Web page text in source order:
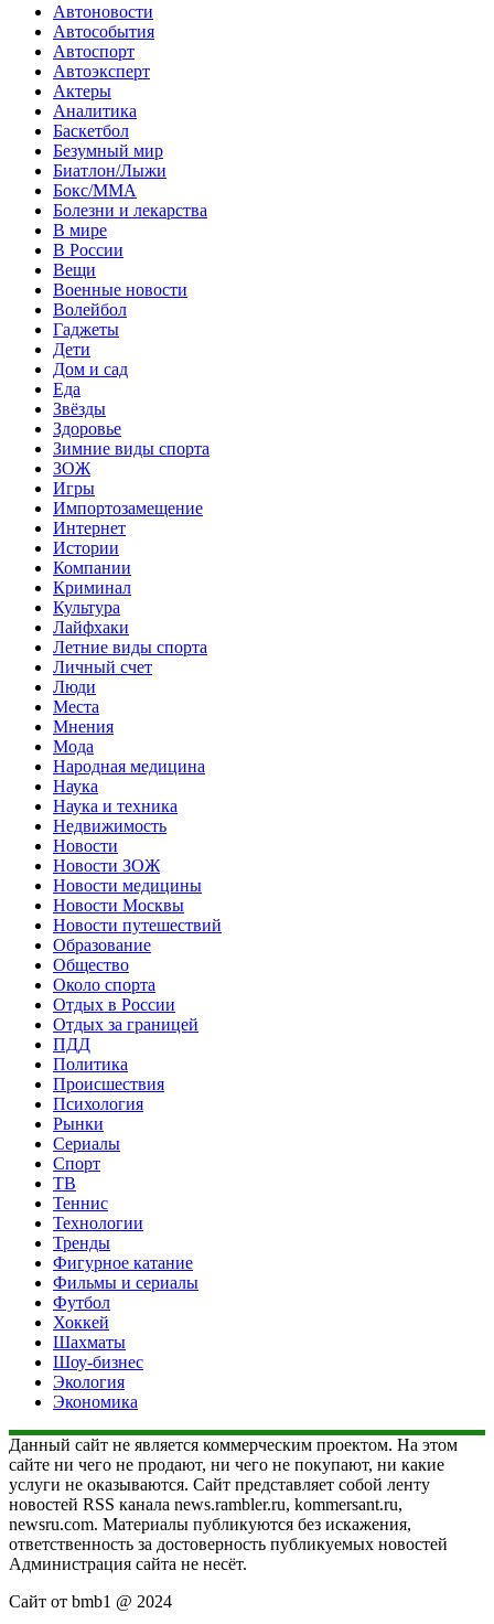
Автоновости
Автособытия
Автоспорт
Автоэксперт
Актеры
Аналитика
Баскетбол
Безумный мир
Биатлон/Лыжи
Бокс/MMA
Болезни и лекарства
В мире
В России
Вещи
Военные новости
Волейбол
Гаджеты
Дети
Дом и сад
Еда
Звёзды
Здоровье
Зимние виды спорта
ЗОЖ
Игры
Импортозамещение
Интернет
Истории
Компании
Криминал
Культура
Лайфхаки
Летние виды спорта
Личный счет
Люди
Места
Мнения
Мода
Народная медицина
Наука
Наука и техника
Недвижимость
Новости
Новости ЗОЖ
Новости медицины
Новости Москвы
Новости путешествий
Образование
Общество
Около спорта
Отдых в России
Отдых за границей
ПДД
Политика
Происшествия
Психология
Рынки
Сериалы
Спорт
ТВ
Теннис
Технологии
Тренды
Фигурное катание
Фильмы и сериалы
Футбол
Хоккей
Шахматы
Шоу-бизнес
Экология
Экономика
Данный сайт не является коммерческим проектом. На этом
сайте ни чего не продают, ни чего не покупают, ни какие
услуги не оказываются. Сайт представляет собой ленту
новостей RSS канала news.rambler.ru, kommersant.ru,
newsru.com. Материалы публикуются без искажения,
ответственность за достоверность публикуемых новостей
Администрация сайта не несёт.
Сайт от bmb1 @ 2024